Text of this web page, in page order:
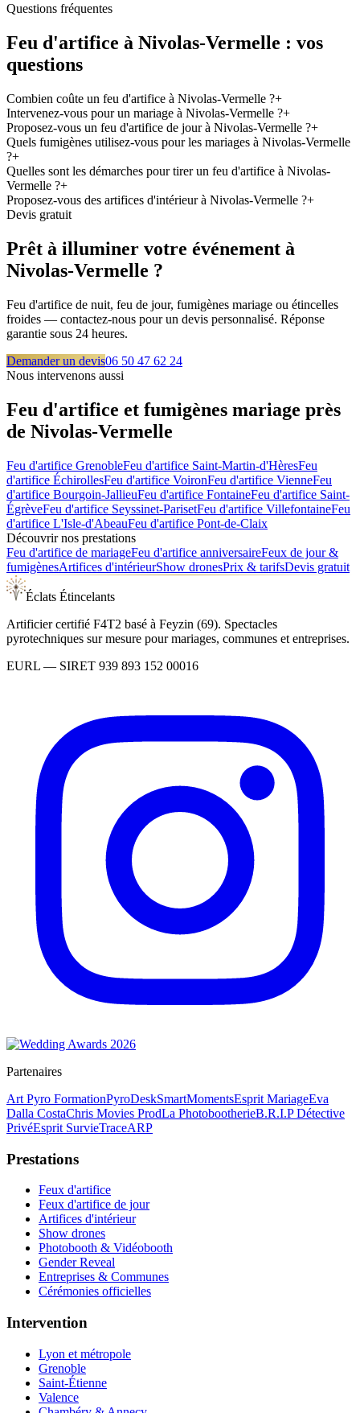
Questions fréquentes
Feu d'artifice à Nivolas-Vermelle : vos
questions
Combien coûte un feu d'artifice à Nivolas-Vermelle ?+
Intervenez-vous pour un mariage à Nivolas-Vermelle ?+
Proposez-vous un feu d'artifice de jour à Nivolas-Vermelle ?+
Quels fumigènes utilisez-vous pour les mariages à Nivolas-Vermelle
?+
Quelles sont les démarches pour tirer un feu d'artifice à Nivolas-
Vermelle ?+
Proposez-vous des artifices d'intérieur à Nivolas-Vermelle ?+
Devis gratuit
Prêt à illuminer votre événement à
Nivolas-Vermelle ?
Feu d'artifice de nuit, feu de jour, fumigènes mariage ou étincelles
froides — contactez-nous pour un devis personnalisé. Réponse
garantie sous 24 heures.
Demander un devis06 50 47 62 24
Nous intervenons aussi
Feu d'artifice et fumigènes mariage près
de Nivolas-Vermelle
Feu d'artifice GrenobleFeu d'artifice Saint-Martin-d'HèresFeu
d'artifice ÉchirollesFeu d'artifice VoironFeu d'artifice VienneFeu
d'artifice Bourgoin-JallieuFeu d'artifice FontaineFeu d'artifice Saint-
ÉgrèveFeu d'artifice Seyssinet-ParisetFeu d'artifice VillefontaineFeu
d'artifice L'Isle-d'AbeauFeu d'artifice Pont-de-Claix
Découvrir nos prestations
Feu d'artifice de mariageFeu d'artifice anniversaireFeux de jour &
fumigènesArtifices d'intérieurShow dronesPrix & tarifsDevis gratuit
Éclats Étincelants
Artificier certifié F4T2 basé à Feyzin (69). Spectacles
pyrotechniques sur mesure pour mariages, communes et entreprises.
EURL — SIRET 939 893 152 00016
Partenaires
Art Pyro FormationPyroDeskSmartMomentsEsprit MariageEva
Dalla CostaChris Movies ProdLa PhotobootherieB.R.I.P Détective
PrivéEsprit SurvieTraceARP
Prestations
Feux d'artifice
Feux d'artifice de jour
Artifices d'intérieur
Show drones
Photobooth & Vidéobooth
Gender Reveal
Entreprises & Communes
Cérémonies officielles
Intervention
Lyon et métropole
Grenoble
Saint-Étienne
Valence